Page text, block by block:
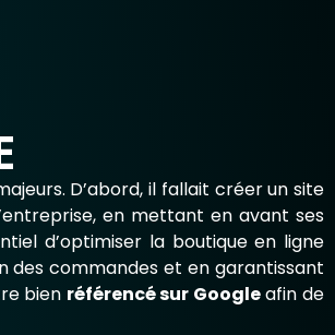
D’abord, il fallait créer un site
en mettant en avant ses
d’optimiser la boutique en ligne
des commandes et en garantissant
bien référencé sur Googleafin de